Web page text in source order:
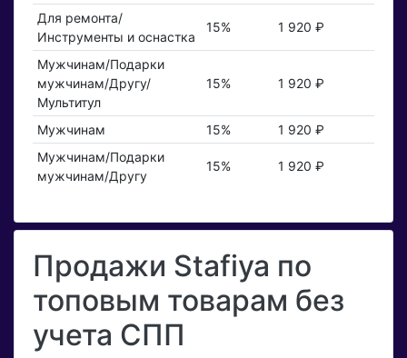
Для ремонта/
Инструменты и оснастка
15% 1 920 ₽
Мужчинам/Подарки
мужчинам/Другу/
Мультитул
15% 1 920 ₽
Мужчинам 15%
1 920 ₽
Мужчинам/Подарки
мужчинам/Другу
15% 1 920 ₽
Продажи Stafiya по
топовым товарам без
учета СПП